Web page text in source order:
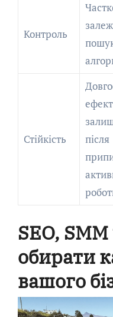
Контроль
Стійкість
після
SEO,
обирати
вашого